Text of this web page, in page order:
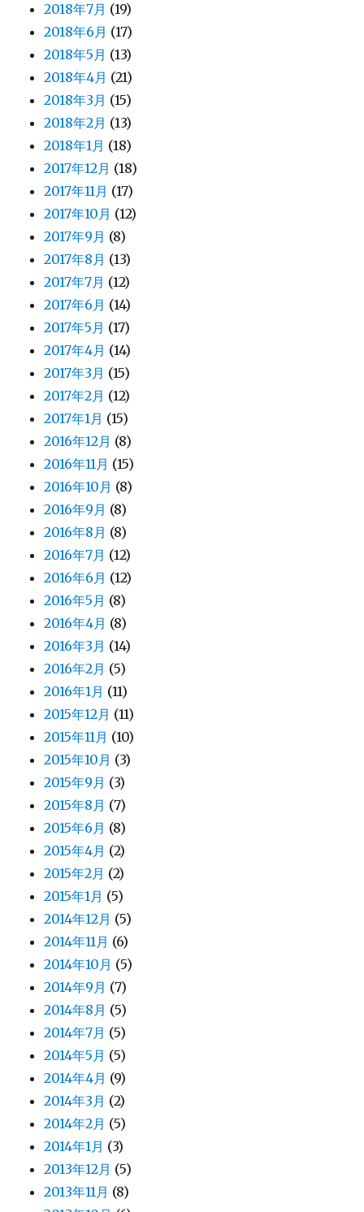
2018年7月 (19)
2018年6月 (17)
2018年5月 (13)
2018年4月 (21)
2018年3月 (15)
2018年2月 (13)
2018年1月 (18)
2017年12月 (18)
2017年11月 (17)
2017年10月 (12)
2017年9月 (8)
2017年8月 (13)
2017年7月 (12)
2017年6月 (14)
2017年5月 (17)
2017年4月 (14)
2017年3月 (15)
2017年2月 (12)
2017年1月 (15)
2016年12月 (8)
2016年11月 (15)
2016年10月 (8)
2016年9月 (8)
2016年8月 (8)
2016年7月 (12)
2016年6月 (12)
2016年5月 (8)
2016年4月 (8)
2016年3月 (14)
2016年2月 (5)
2016年1月 (11)
2015年12月 (11)
2015年11月 (10)
2015年10月 (3)
2015年9月 (3)
2015年8月 (7)
2015年6月 (8)
2015年4月 (2)
2015年2月 (2)
2015年1月 (5)
2014年12月 (5)
2014年11月 (6)
2014年10月 (5)
2014年9月 (7)
2014年8月 (5)
2014年7月 (5)
2014年5月 (5)
2014年4月 (9)
2014年3月 (2)
2014年2月 (5)
2014年1月 (3)
2013年12月 (5)
2013年11月 (8)